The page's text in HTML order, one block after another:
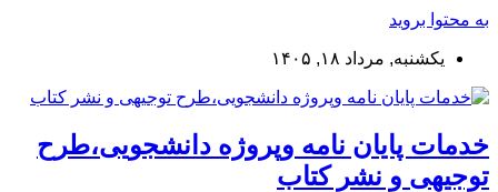
به محتوا بروید
یکشنبه, مرداد ۱۸, ۱۴۰۵
خدمات پایان نامه وپروژه دانشجویی،طرح
توجیهی و نشر کتاب